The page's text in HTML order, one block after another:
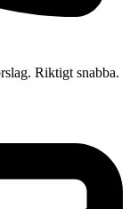
Riktigt snabba.